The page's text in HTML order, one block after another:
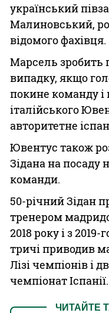
український
Малиновський,
відомого фахівця.
Марсель зробить
випадку, якщо
покине команду
італійського
авторитетне
Ювентус також
Зідана на посаду
команди.
50-річний Зідан
тренером
2018 року і з 2019-
тричі приводив
Лізі чемпіонів і
чемпіонат Іспанії.
ЧИТАЙТЕ